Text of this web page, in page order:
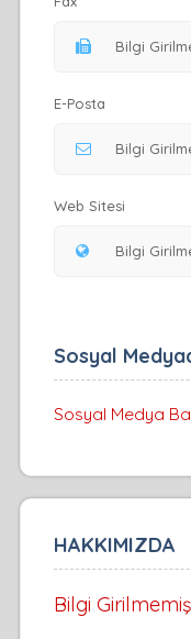
E-Posta
Web Sitesi
Sosyal
Sosyal Medya
HAKKIMIZDA
Bilgi